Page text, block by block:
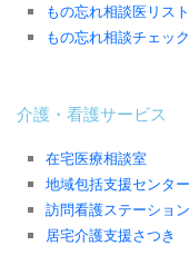
もの忘れ相談医リスト
もの忘れ相談チェック
介護・看護サービス
在宅医療相談室
地域包括支援センタ
訪問看護ステーショ
居宅介護支援さつき